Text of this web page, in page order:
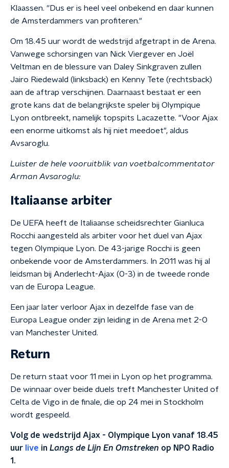
Klaassen. ''Dus er is heel veel onbekend en daar kunnen
de Amsterdammers van profiteren."
Om 18.45 uur wordt de wedstrijd afgetrapt in de Arena.
Vanwege schorsingen van Nick Viergever en Joël
Veltman en de blessure van Daley Sinkgraven zullen
Jairo Riedewald (linksback) en Kenny Tete (rechtsback)
aan de aftrap verschijnen. Daarnaast bestaat er een
grote kans dat de belangrijkste speler bij Olympique
Lyon ontbreekt, namelijk topspits Lacazette. "Voor Ajax
een enorme uitkomst als hij niet meedoet", aldus
Avsaroglu.
Luister de hele vooruitblik van voetbalcommentator
Arman Avsaroglu:
Italiaanse arbiter
De UEFA heeft de Italiaanse scheidsrechter Gianluca
Rocchi aangesteld als arbiter voor het duel van Ajax
tegen Olympique Lyon. De 43-jarige Rocchi is geen
onbekende voor de Amsterdammers. In 2011 was hij al
leidsman bij Anderlecht-Ajax (0-3) in de tweede ronde
van de Europa League.
Een jaar later verloor Ajax in dezelfde fase van de
Europa League onder zijn leiding in de Arena met 2-0
van Manchester United.
Return
De return staat voor 11 mei in Lyon op het programma.
De winnaar over beide duels treft Manchester United of
Celta de Vigo in de finale, die op 24 mei in Stockholm
wordt gespeeld.
Volg de wedstrijd Ajax - Olympique Lyon vanaf 18.45
uur live in Langs de Lijn En Omstreken op NPO Radio
1.